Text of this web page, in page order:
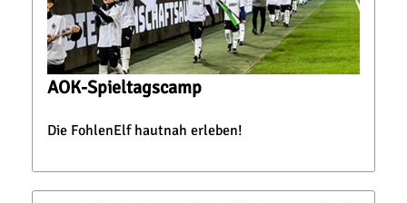
AOK-Spieltagscamp
Die FohlenElf hautnah erleben!